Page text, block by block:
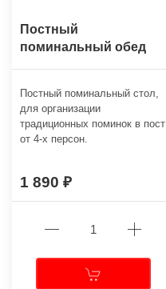
Постный
поминальный обед
Постный поминальный стол,
для организации
традиционных поминок в пост
от 4-х персон.
1 890